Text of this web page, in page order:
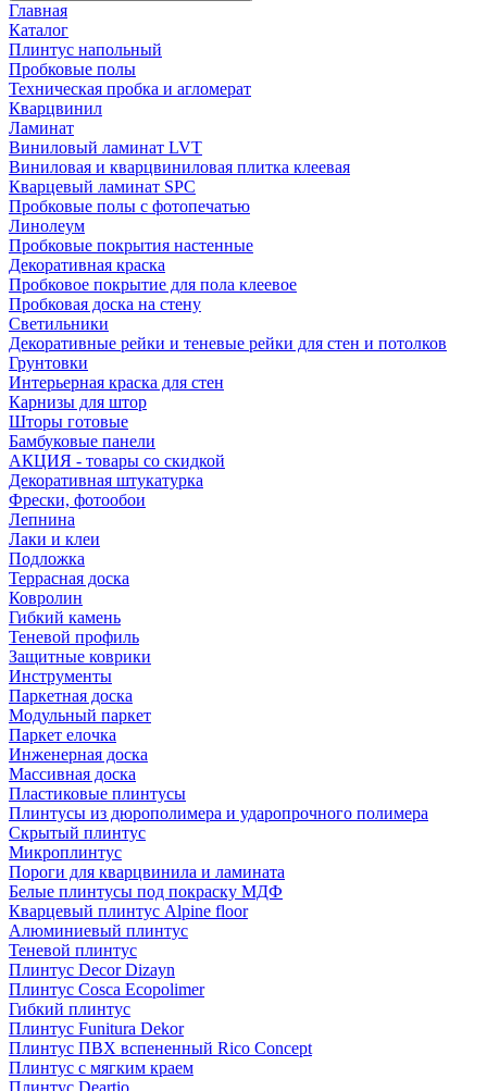
Главная
Каталог
Плинтус напольный
Пробковые полы
Техническая пробка и агломерат
Кварцвинил
Ламинат
Виниловый ламинат LVT
Виниловая и кварцвиниловая плитка клеевая
Кварцевый ламинат SPC
Пробковые полы с фотопечатью
Линолеум
Пробковые покрытия настенные
Декоративная краска
Пробковое покрытие для пола клеевое
Пробковая доска на стену
Светильники
Декоративные рейки и теневые рейки для стен и потолков
Грунтовки
Интерьерная краска для стен
Карнизы для штор
Шторы готовые
Бамбуковые панели
АКЦИЯ - товары со скидкой
Декоративная штукатурка
Фрески, фотообои
Лепнина
Лаки и клеи
Подложка
Террасная доска
Ковролин
Гибкий камень
Теневой профиль
Защитные коврики
Инструменты
Паркетная доска
Модульный паркет
Паркет елочка
Инженерная доска
Массивная доска
Пластиковые плинтусы
Плинтусы из дюрополимера и ударопрочного полимера
Скрытый плинтус
Микроплинтус
Пороги для кварцвинила и ламината
Белые плинтусы под покраску МДФ
Кварцевый плинтус Alpine floor
Алюминиевый плинтус
Теневой плинтус
Плинтус Decor Dizayn
Плинтус Cosca Ecopolimer
Гибкий плинтус
Плинтус Funitura Dekor
Плинтус ПВХ вспененный Rico Concept
Плинтус с мягким краем
Плинтус Deartio